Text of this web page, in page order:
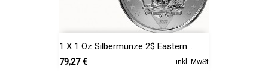
1 X 1 Oz Silbermünze 2$ Eastern...
Preis
79,27 € inkl. MwSt